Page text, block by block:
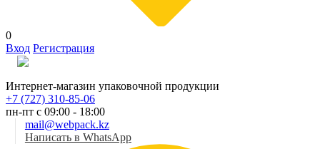
0
Вход Регистрация
Интернет-магазин упаковочной продукции
+7 (727) 310-85-06
пн-пт с 09:00 - 18:00
mail@webpack.kz
Написать в WhatsApp